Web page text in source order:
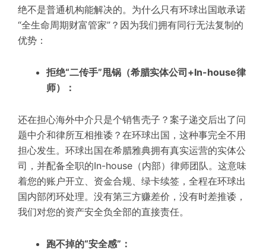
绝不是普通机构能解决的。为什么只有环球出国敢承诺
“全生命周期财富管家”？因为我们拥有同行无法复制的
优势 ：
拒绝“二传手”甩锅（希腊实体公司+In-house律
师）：
还在担心海外中介只是个销售壳子？案子递交后出了问
题中介和律所互相推诿？在环球出国，这种事完全不用
担心发生。环球出国在希腊雅典拥有真实运营的实体公
司，并配备全职的In-house（内部）律师团队。这意味
着您的账户开立、资金合规、绿卡续签，全程在环球出
国内部闭环处理。没有第三方赚差价，没有时差推诿，
我们对您的资产安全负全部的直接责任。
跑不掉的“安全感”：